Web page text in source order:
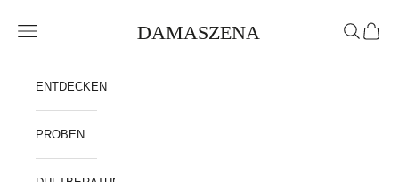
Navigationsmenü öffnen Suche
ENTDECKEN
PROBEN